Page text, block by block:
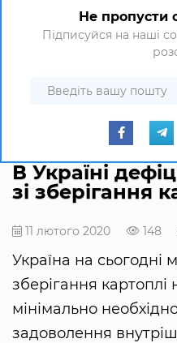
Не пропусти
Підписуйся на наші
В Україні
зі зберігання
11 лютого 2020 148
Україна на сьогодні
зберігання картоплі
мінімально
задоволення